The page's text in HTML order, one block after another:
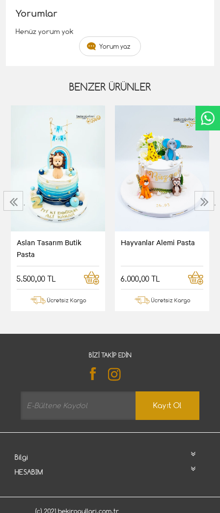
Yorumlar
Henüz yorum yok
Yorum yaz
BENZER ÜRÜNLER
Aslan Tasarım Butik
Pasta
5.500,00 TL
Ücretsiz Kargo
Hayvanlar Alemi Pasta
6.000,00 TL
Ücretsiz Kargo
‹ ›
BIZI TAKIP EDIN
Kayıt Ol
Bilgi
HESABIM
(c) 2021 bekirogullari.com.tr